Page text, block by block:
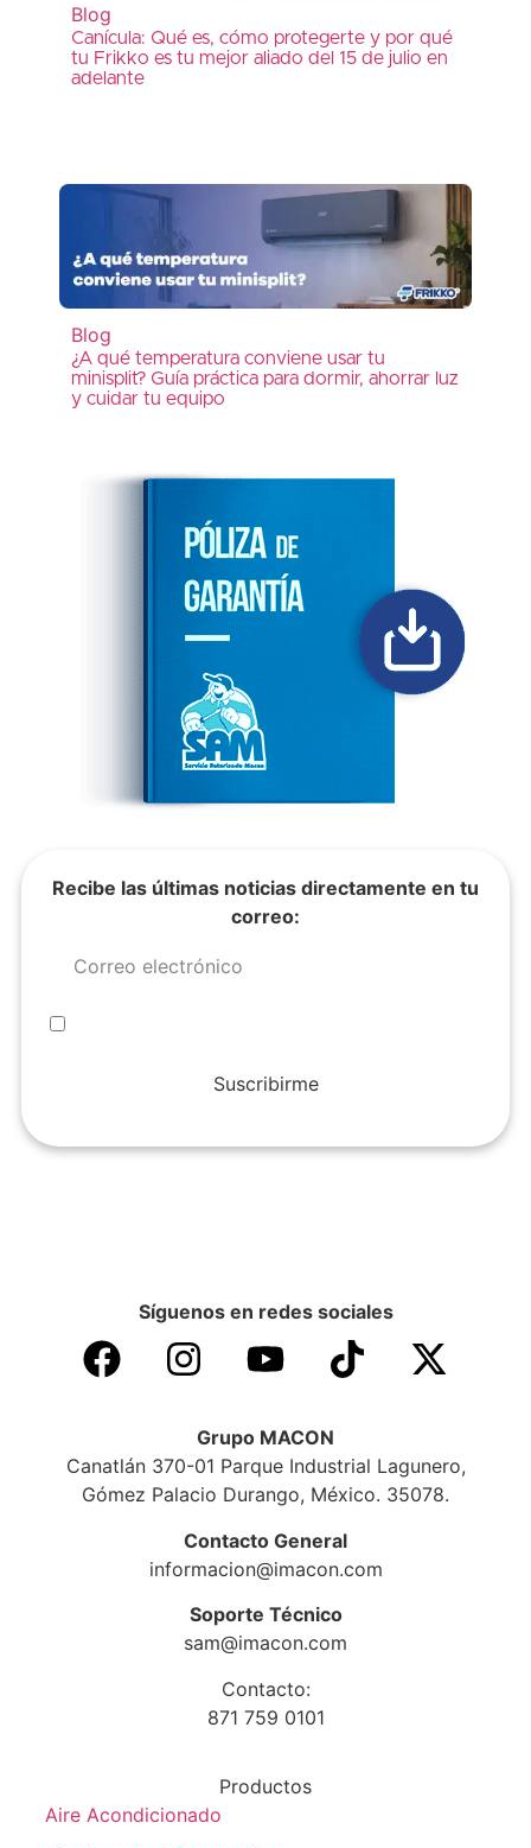
Blog
Canícula: Qué es, cómo protegerte y por qué
tu Frikko es tu mejor aliado del 15 de julio en
adelante
Blog
¿A qué temperatura conviene usar tu
minisplit? Guía práctica para dormir, ahorrar luz
y cuidar tu equipo
Recibe las últimas noticias directamente en tu
correo:
Suscribirme
Síguenos en redes sociales
Grupo MACON
Canatlán 370-01 Parque Industrial Lagunero,
Gómez Palacio Durango, México. 35078.
Contacto General
informacion@imacon.com
Soporte Técnico
sam@imacon.com
Contacto:
871 759 0101
Productos
Aire Acondicionado